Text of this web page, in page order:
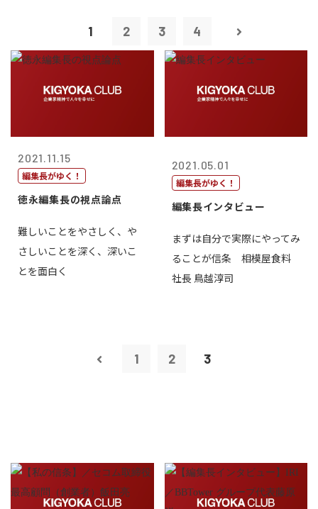
1 2 3 4
2021.11.15
編集長がゆく！
徳永編集長の視点論点
難しいことをやさしく、や
さしいことを深く、深いこ
とを面白く
2021.05.01
編集長がゆく！
編集長インタビュー
まずは自分で実際にやってみ
ることが信条 相模屋食料
社長 鳥越淳司
1 2 3